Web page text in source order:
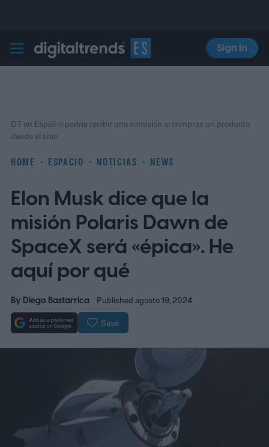
Digital Trends Español
Sign In
HOME ESPACIO NOTICIAS NEWS
DT en Español podría recibir una comisión si compras un producto
desde el sitio
Elon Musk dice que la
misión Polaris Dawn de
SpaceX será «épica». He
aquí por qué
By Diego Bastarrica Published agosto 19, 2024
Save